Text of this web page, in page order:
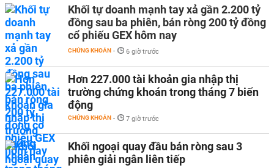
Khối tự doanh mạnh tay xả gần 2.200 tỷ
đồng sau ba phiên, bán ròng 200 tỷ đồng
cổ phiếu GEX hôm nay
CHỨNG KHOÁN - 6 giờ trước
Hơn 227.000 tài khoản gia nhập thị
trường chứng khoán trong tháng 7 biến
động
CHỨNG KHOÁN - 7 giờ trước
Khối ngoại quay đầu bán ròng sau 3
phiên giải ngân liên tiếp